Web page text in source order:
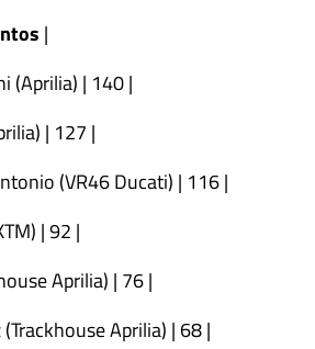
|
(Aprilia) | 140 |
| 127 |
(VR46 Ducati) | 116 |
| 92 |
Aprilia) | 76 |
Aprilia) | 68 |